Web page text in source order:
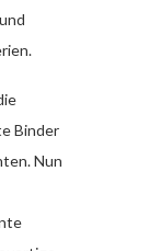
Binder
Nun